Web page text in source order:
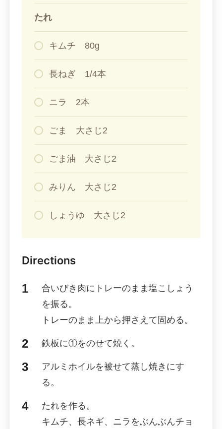
たれ
キムチ 80g
長ねぎ 1/4本
ニラ 2本
ごま 大さじ2
ごま油 大さじ2
みりん 大さじ2
しょうゆ 大さじ2
Directions
合いびき肉にトレーのまま塩こしょう
を振る。
トレーのまま上から押さえて固める。
鉄板に①をのせて焼く。
アルミホイルを被せて蒸し焼きにす
る。
たれを作る。
キムチ、長ネギ、ニラをぶんぶんチョ